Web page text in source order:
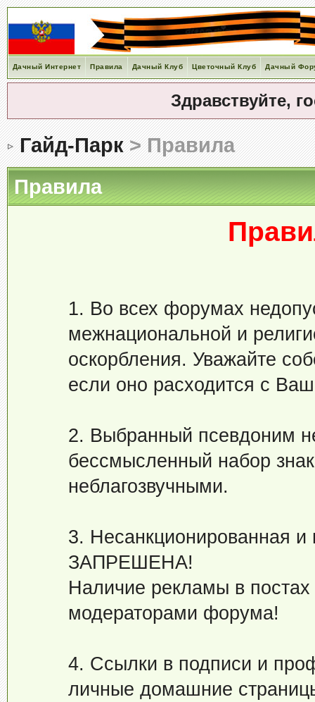
Дачный Интернет Правила Дачный Клуб Цветочный Клуб Дачный
Здравствуйте,
Гайд-Парк> Правила
Правила
1. Во всех форумах
межнациональной и
оскорбления. Уважайте
если оно расходится c
2. Выбранный псевдоним
бессмысленный набор
неблагозвучными.
3. Несанкционированная
ЗАПРЕШЕНА!
Наличие рекламы в постах
модераторами форума!
4. Ссылки в подписи и
личные домашние